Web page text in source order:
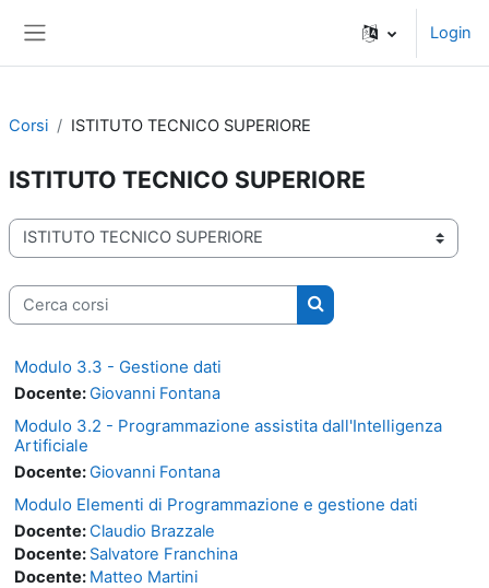
Login
Corsi ISTITUTO TECNICO SUPERIORE
ISTITUTO TECNICO SUPERIORE
Categorie di corso
Cerca corsi
Cerca corsi
Modulo 3.3 - Gestione dati
Docente:Giovanni Fontana
Modulo 3.2 - Programmazione assistita dall'Intelligenza
Artificiale
Docente:Giovanni Fontana
Modulo Elementi di Programmazione e gestione dati
Docente:Claudio Brazzale
Docente: Salvatore Franchina
Docente: Matteo Martini